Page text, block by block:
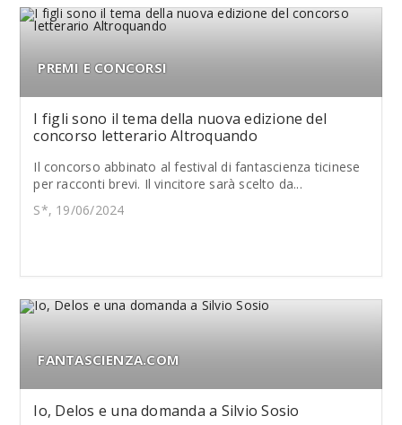
PREMI E CONCORSI
I figli sono il tema della nuova edizione del
concorso letterario Altroquando
Il concorso abbinato al festival di fantascienza ticinese
per racconti brevi. Il vincitore sarà scelto da...
S*, 19/06/2024
FANTASCIENZA.COM
Io, Delos e una domanda a Silvio Sosio